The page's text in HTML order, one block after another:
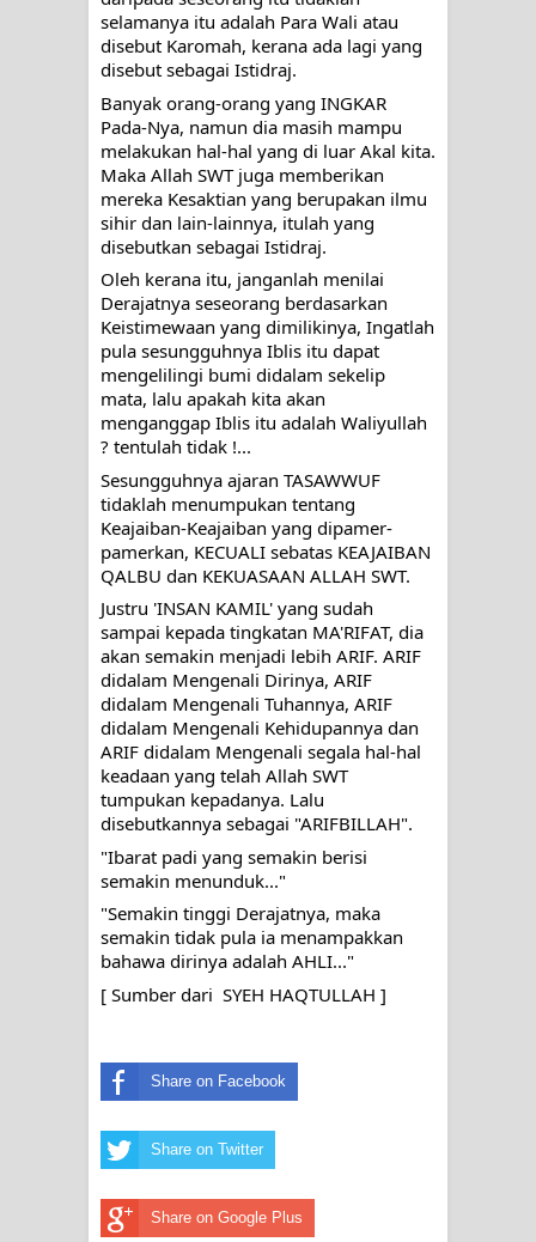
selamanya itu adalah Para Wali atau
disebut Karomah, kerana ada lagi yang
disebut sebagai Istidraj.
Banyak orang-orang yang INGKAR
Pada-Nya, namun dia masih mampu
melakukan hal-hal yang di luar Akal kita.
Maka Allah SWT juga memberikan
mereka Kesaktian yang berupakan ilmu
sihir dan lain-lainnya, itulah yang
disebutkan sebagai Istidraj.
Oleh kerana itu, janganlah menilai
Derajatnya seseorang berdasarkan
Keistimewaan yang dimilikinya, Ingatlah
pula sesungguhnya Iblis itu dapat
mengelilingi bumi didalam sekelip
mata, lalu apakah kita akan
menganggap Iblis itu adalah Waliyullah
? tentulah tidak !...
Sesungguhnya ajaran TASAWWUF
tidaklah menumpukan tentang
Keajaiban-Keajaiban yang dipamer-
pamerkan, KECUALI sebatas KEAJAIBAN
QALBU dan KEKUASAAN ALLAH SWT.
Justru 'INSAN KAMIL' yang sudah
sampai kepada tingkatan MA'RIFAT, dia
akan semakin menjadi lebih ARIF. ARIF
didalam Mengenali Dirinya, ARIF
didalam Mengenali Tuhannya, ARIF
didalam Mengenali Kehidupannya dan
ARIF didalam Mengenali segala hal-hal
keadaan yang telah Allah SWT
tumpukan kepadanya. Lalu
disebutkannya sebagai "ARIFBILLAH".
"Ibarat padi yang semakin berisi
semakin menunduk..."
"Semakin tinggi Derajatnya, maka
semakin tidak pula ia menampakkan
bahawa dirinya adalah AHLI..."
[ Sumber dari  SYEH HAQTULLAH ]
Share on Facebook
Share on Twitter
Share on Google Plus